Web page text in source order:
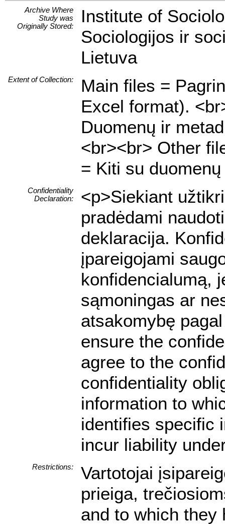
Archive Where
Study was
Originally Stored:
Institute of
Sociologijos ir
Lietuva
Extent of Collection:
Main files =
Excel format).
Duomenų ir
<br><br> Other
= Kiti su
Confidentiality
Declaration:
<p>Siekiant
pradėdami
deklaracija.
įpareigojami
konfidencialumą,
sąmoningas ar
atsakomybę
ensure the
agree to the
confidentiality
information to
identifies specific
incur liability
Restrictions:
Vartotojai
prieiga,
and to which they